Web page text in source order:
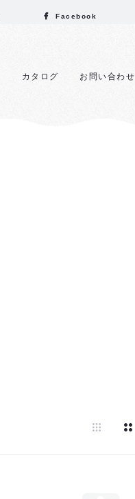
Facebook
カタログ お問い合わせ